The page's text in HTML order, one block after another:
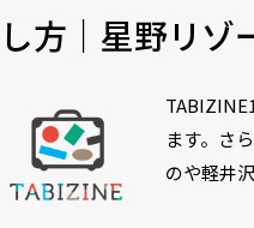
し方｜星野リ
ます。さ
のや軽井